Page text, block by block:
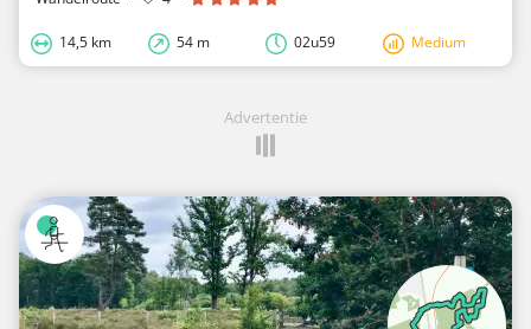
14,5 km 54 m 02u59 Medium
Advertentie